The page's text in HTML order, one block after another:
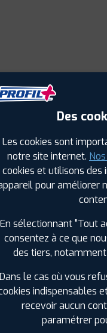
PROFIL
Jaunay-Clan (86)
Migné-Auxances (86)
PROFIL
SÈVRES (79)
+ D'INFOS
Des
Les cookies sont
notre site internet.
cookies et utilisons
pour améliorer
En sélectionnant "Tout
consentez à ce que
des tiers,
le cas où vous
indispensables
recevoir aucun
paramétrer